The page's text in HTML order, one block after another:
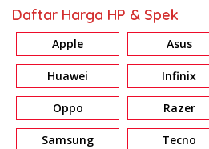
Daftar Harga HP & Spek
Apple Asus
Huawei Infinix
Oppo Razer
Samsung Tecno